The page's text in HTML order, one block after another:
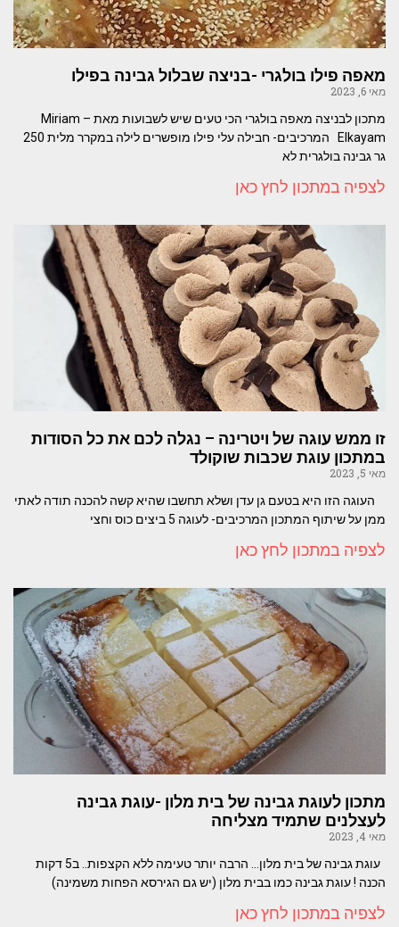
מאפה פילו בולגרי -בניצה שבלול גבינה בפילו
מאי 6, 2023
מתכון לבניצה מאפה בולגרי הכי טעים שיש לשבועות מאת – Miriam
Elkayam המרכיבים- חבילה עלי פילו מופשרים לילה במקרר מלית 250
גר גבינה בולגרית לא
לצפיה במתכון לחץ כאן
זו ממש עוגה של ויטרינה – נגלה לכם את כל הסודות
במתכון עוגת שכבות שוקולד
מאי 5, 2023
העוגה הזו היא בטעם גן עדן ושלא תחשבו שהיא קשה להכנה תודה לאתי
ממן על שיתוף המתכון המרכיבים- לעוגה 5 ביצים כוס וחצי
לצפיה במתכון לחץ כאן
מתכון לעוגת גבינה של בית מלון -עוגת גבינה
לעצלנים שתמיד מצליחה
מאי 4, 2023
עוגת גבינה של בית מלון… הרבה יותר טעימה ללא הקצפות.. ב5 דקות
הכנה ! עוגת גבינה כמו בבית מלון (יש גם הגירסא הפחות משמינה)
לצפיה במתכון לחץ כאן